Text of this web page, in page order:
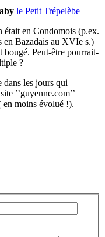
le Petit Trépelèbe
était en Condomois (p.ex.
en Bazadais au XVIe s.)
bougé. Peut-être pourrait-
?
dans les jours qui
’’guyenne.com’’
en moins évolué !).